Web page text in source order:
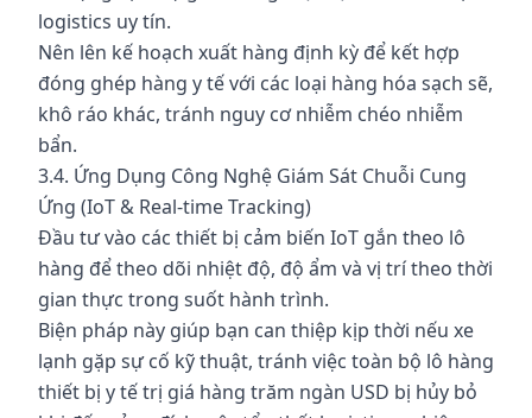
logistics uy tín.
Nên lên kế hoạch xuất hàng định kỳ để kết hợp
đóng ghép hàng y tế với các loại hàng hóa sạch sẽ,
khô ráo khác, tránh nguy cơ nhiễm chéo nhiễm
bẩn.
3.4. Ứng Dụng Công Nghệ Giám Sát Chuỗi Cung
Ứng (IoT & Real-time Tracking)
Đầu tư vào các thiết bị cảm biến IoT gắn theo lô
hàng để theo dõi nhiệt độ, độ ẩm và vị trí theo thời
gian thực trong suốt hành trình.
Biện pháp này giúp bạn can thiệp kịp thời nếu xe
lạnh gặp sự cố kỹ thuật, tránh việc toàn bộ lô hàng
thiết bị y tế trị giá hàng trăm ngàn USD bị hủy bỏ